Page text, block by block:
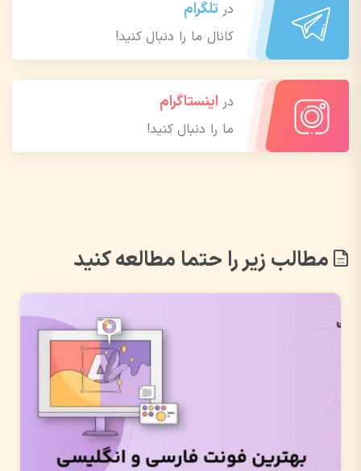
در تلگرام
کانال ما را دنبال کنید!
در اینستاگرام
ما را دنبال کنید!
مطالب زیر را حتما مطالعه کنید